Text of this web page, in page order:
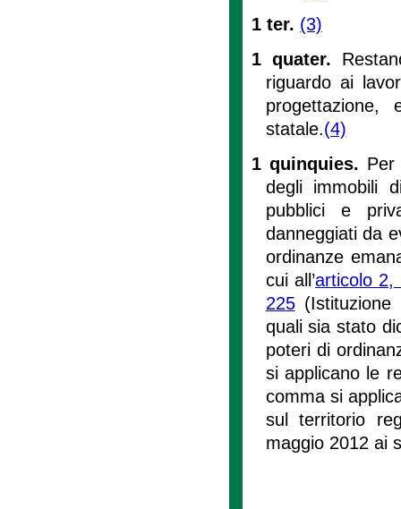
1 ter. (3)
1 quater.
riguardo ai
progettazione,
statale.(4)
1 quinquies. Per
degli immobili
pubblici e
danneggiati da
ordinanze
cui all’articolo 2,
225(Istituzione
quali sia stato
poteri di
si applicano le
comma si
sul territorio
maggio 2012 ai